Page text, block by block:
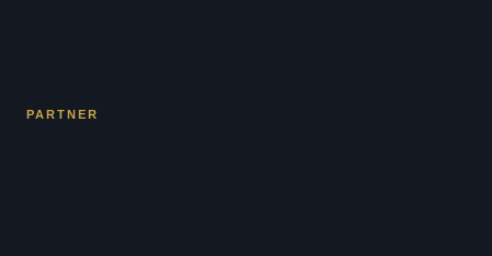
PARTNER